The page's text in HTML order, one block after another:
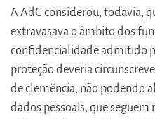
A AdC considerou, todavia,
extravasava o âmbito dos
confidencialidade admitido
proteção deveria
de clemência, não podendo
dados pessoais, que